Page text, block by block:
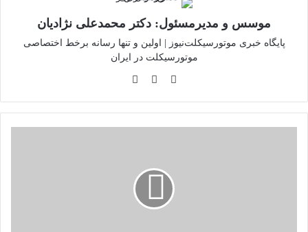
موسس و مدیرمسئول: دکتر محمدعلی نژادیان
پایگاه خبری موتورسیکلت‌نیوز | اولین و تنها رسانه برخط اختصاصی
موتورسیکلت در ایران
وبسایتلینکدین